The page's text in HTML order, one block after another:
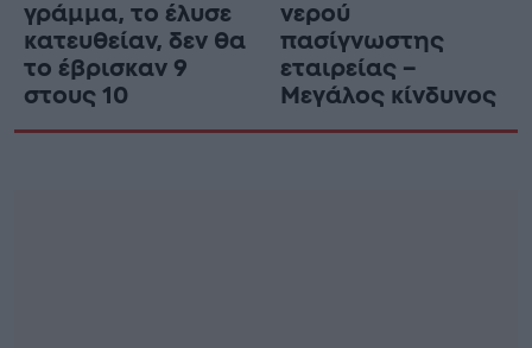
γράμμα, το έλυσε
κατευθείαν, δεν θα
το έβρισκαν 9
στους 10
νερού
πασίγνωστης
εταιρείας –
Μεγάλος κίνδυνος